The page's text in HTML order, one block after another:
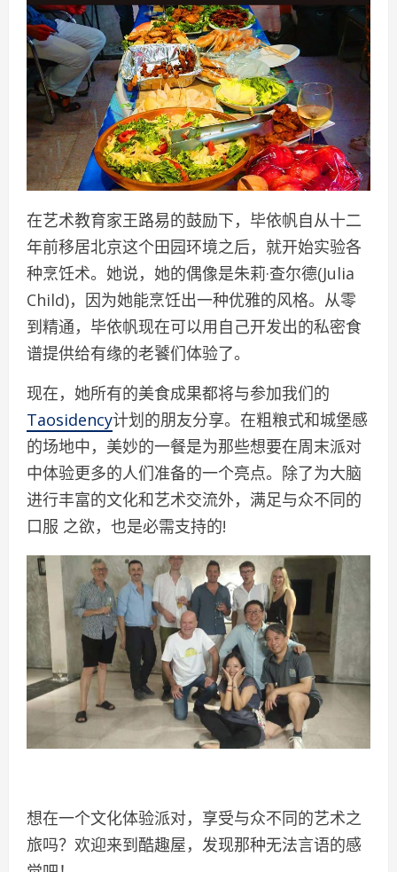
在艺术教育家王路易的鼓励下，毕依帆自从十二
年前移居北京这个田园环境之后，就开始实验各
种烹饪术。她说，她的偶像是朱莉·查尔德(Julia
Child)，因为她能烹饪出一种优雅的风格。从零
到精通，毕依帆现在可以用自己开发出的私密食
谱提供给有缘的老饕们体验了。
现在，她所有的美食成果都将与参加我们的
Taosidency计划的朋友分享。在粗粮式和城堡感
的场地中，美妙的一餐是为那些想要在周末派对
中体验更多的人们准备的一个亮点。除了为大脑
进行丰富的文化和艺术交流外，满足与众不同的
口服 之欲，也是必需支持的!
想在一个文化体验派对，享受与众不同的艺术之
旅吗？欢迎来到酷趣屋，发现那种无法言语的感